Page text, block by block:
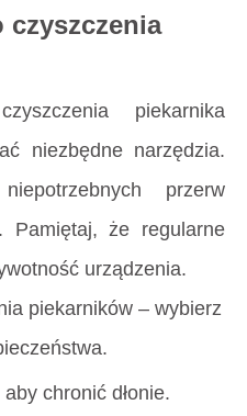
czyszczenia
piekarnika
niezbędne narzędzia.
przerw
Pamiętaj, że regularne
urządzenia.
piekarników – wybierz
chronić dłonie.